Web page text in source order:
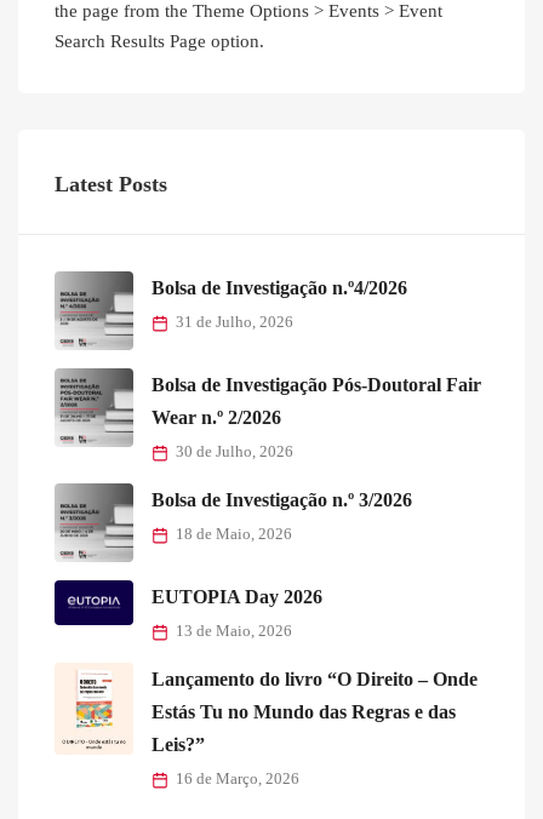
the page from the Theme Options > Events > Event
Search Results Page option.
Latest Posts
Bolsa de Investigação n.º4/2026
31 de Julho, 2026
Bolsa de Investigação Pós-Doutoral Fair
Wear n.º 2/2026
30 de Julho, 2026
Bolsa de Investigação n.º 3/2026
18 de Maio, 2026
EUTOPIA Day 2026
13 de Maio, 2026
Lançamento do livro “O Direito – Onde
Estás Tu no Mundo das Regras e das
Leis?”
16 de Março, 2026